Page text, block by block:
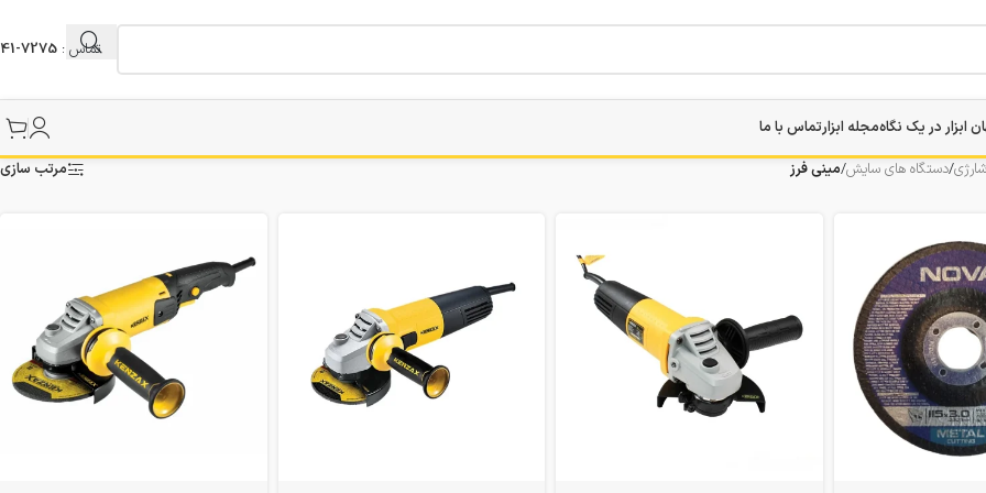
تماس : 7275-041
ابزار در یک نگاهمجله ابزارتماس با ما
/دستگاه های سایش/مینی فرز مرتب سازی